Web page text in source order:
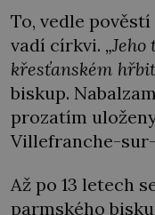
To, vedle
vadí církvi.
křesťanském
biskup.
prozatím
Villefranche-
Až po 13 letech
parmského